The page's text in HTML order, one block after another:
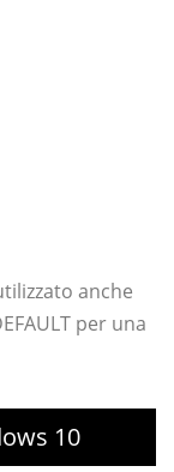
anche
per una
10